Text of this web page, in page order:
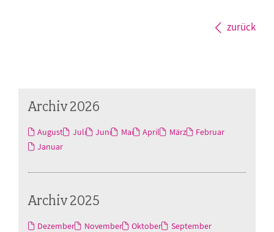
zurück
Archiv 2026
August Juli Juni Mai April März
Februar
Januar
Archiv 2025
Dezember November Oktober September